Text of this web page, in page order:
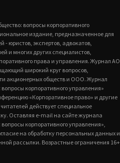
вопросы корпоративного
издание, предназначенное для
- юристов, экспертов, адвокатов,
и многих других специалистов,
права и управления. Журнал АО
широкий круг вопросов,
акционерных обществ и ООО. Журнал
корпоративного управления»
«Корпоративное право» и другие
действует специальное
Оставляя e-mail на сайте журнала
корпоративного управления»,
на обработку персональных данных и
рассылки. Возрастные ограничения 16+